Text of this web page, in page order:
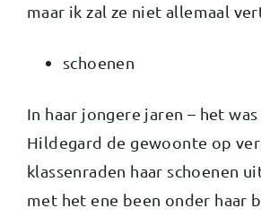
maar ik zal ze niet allemaal
schoenen
In haar jongere jaren – het was
Hildegard de gewoonte op
klassenraden haar schoenen
met het ene been onder haar